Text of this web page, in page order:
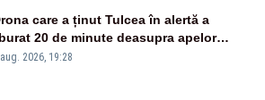
care a ținut Tulcea în alertă a
20 de minute deasupra apelor
Au fost ridicate două F-16
2026, 19:28